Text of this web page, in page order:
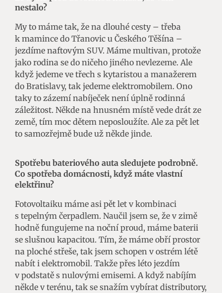
nestalo?
My to máme tak, že na dlouhé cesty – třeba
k mamince do Třanovic u Českého Těšína –
jezdíme naftovým SUV. Máme multivan, protože
jako rodina se do ničeho jiného nevlezeme. Ale
když jedeme ve třech s kytaristou a manažerem
do Bratislavy, tak jedeme elektromobilem. Ono
taky to zázemí nabíječek není úplně rodinná
záležitost. Někde na hnusném místě vede drát ze
země, tím moc dětem neposloužíte. Ale za pět let
to samozřejmě bude už někde jinde.
Spotřebu bateriového auta sledujete podrobně.
Co spotřeba domácnosti, když máte vlastní
elektřinu?
Fotovoltaiku máme asi pět let v kombinaci
s tepelným čerpadlem. Naučil jsem se, že v zimě
hodně fungujeme na noční proud, máme baterii
se slušnou kapacitou. Tím, že máme obří prostor
na ploché střeše, tak jsem schopen v ostrém létě
nabít i elektromobil. Takže přes léto jezdím
v podstatě s nulovými emisemi. A když nabíjím
někde v terénu, tak se snažím vybírat distributory,